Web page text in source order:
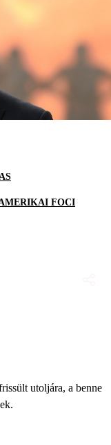
FOCI
utoljára, a benne